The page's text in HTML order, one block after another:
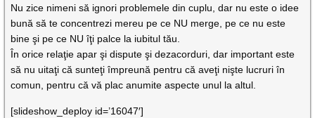
Nu zice nimeni să ignori problemele din cuplu, dar nu este o idee
bună să te concentrezi mereu pe ce NU merge, pe ce nu este
bine şi pe ce NU îţi palce la iubitul tău.
În orice relaţie apar şi dispute şi dezacorduri, dar important este
să nu uitaţi că sunteţi împreună pentru că aveţi nişte lucruri în
comun, pentru că vă plac anumite aspecte unul la altul.
[slideshow_deploy id=’16047′]